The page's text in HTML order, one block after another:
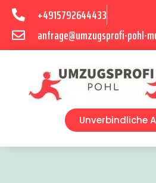
+4915792644433
anfrage@umzugsprofi-pohl-
Unverbindliche